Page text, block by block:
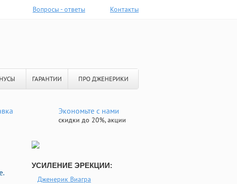
Вопросы - ответы Контакты
ГАРАНТИИ ПРО ДЖЕНЕРИКИ
Экономьте с нами
скидки до 20%, акции
УСИЛЕНИЕ ЭРЕКЦИИ:
Дженерик Виагра